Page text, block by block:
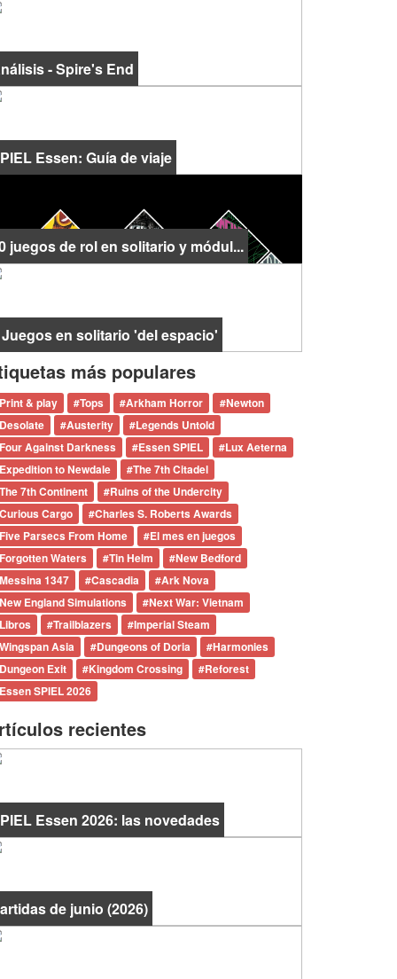
- Spire's End
Essen: Guía de viaje
juegos de rol en solitario y módul...
en solitario 'del espacio'
más populares
& play #Tops #Arkham Horror #Newton
#Austerity #Legends Untold
Against Darkness #Essen SPIEL #Lux Aeterna
to Newdale #The 7th Citadel
7th Continent #Ruins of the Undercity
Cargo #Charles S. Roberts Awards
Parsecs From Home #El mes en juegos
Waters #Tin Helm #New Bedford
1347 #Cascadia #Ark Nova
England Simulations #Next War: Vietnam
#Trailblazers #Imperial Steam
Asia #Dungeons of Doria #Harmonies
Exit #Kingdom Crossing #Reforest
SPIEL 2026
recientes
Essen 2026: las novedades
de junio (2026)